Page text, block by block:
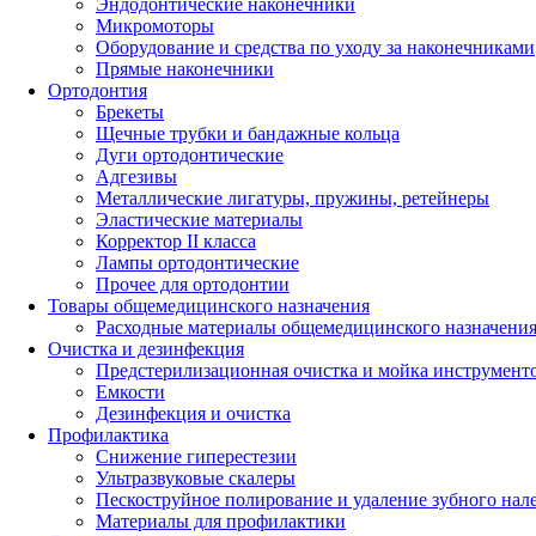
Микромоторы
Оборудование и средства по уходу за наконечниками
Прямые наконечники
Ортодонтия
Брекеты
Щечные трубки и бандажные кольца
Дуги ортодонтические
Адгезивы
Металлические лигатуры, пружины, ретейнеры
Эластические материалы
Корректор II класса
Лампы ортодонтические
Прочее для ортодонтии
Товары общемедицинского назначения
Расходные материалы общемедицинского назначения
Очистка и дезинфекция
Предстерилизационная очистка и мойка
Емкости
Дезинфекция и очистка
Профилактика
Снижение гиперестезии
Ультразвуковые скалеры
Пескоструйное полирование и удаление зубного
Материалы для профилактики